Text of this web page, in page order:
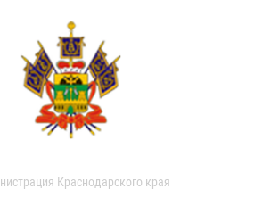
Краснодарского края